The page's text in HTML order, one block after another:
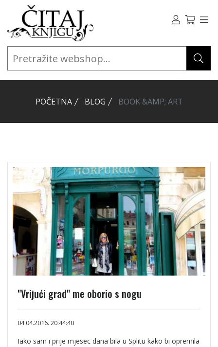
POČETNA BLOG BOOK &AMP; ART
"Vrijući grad" me oborio s nogu
04.04.2016. 20:44:40
Iako sam i prije mjesec dana bila u Splitu kako bi opremila